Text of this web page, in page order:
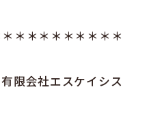
＊＊＊＊＊＊＊＊＊
限会社エスケイシス